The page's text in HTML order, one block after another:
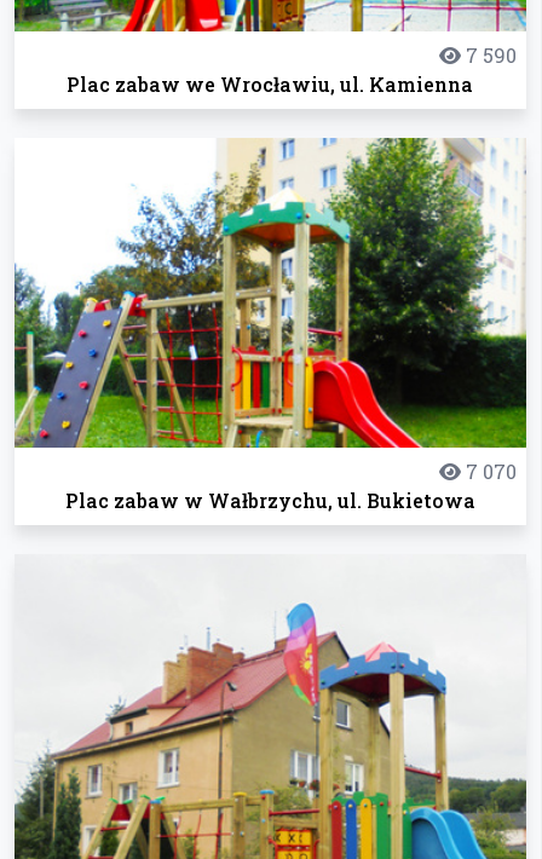
7 590
Plac zabaw we Wrocławiu, ul. Kamienna
7 070
Plac zabaw w Wałbrzychu, ul. Bukietowa